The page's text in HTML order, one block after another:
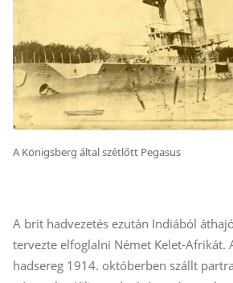
A Königsberg által szétlőtt Pegasus
A brit hadvezetés ezután Indiából
tervezte elfoglalni Német Kelet-Afrikát.
hadsereg 1914. októberben szállt